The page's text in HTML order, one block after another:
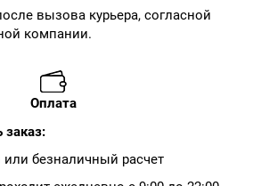
вызова курьера, согласной
компании.
Оплата
безналичный расчет